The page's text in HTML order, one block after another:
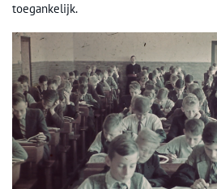
toegankelijk.